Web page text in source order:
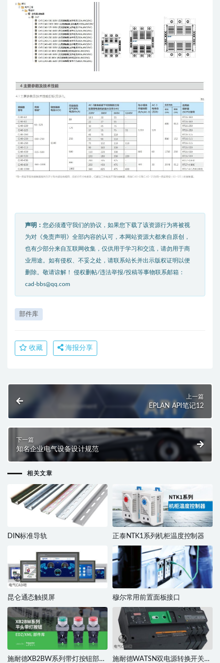
声明： 您必须遵守我们的协议，如果您下载了该资源行为将被视
为对《免责声明》全部内容的认可，本网站资源大都来自原创，
也有少部分来自互联网收集，仅供用于学习和交流，请勿用于商
业用途。如有侵权、不妥之处，请联系站长并出示版权证明以便
删除。敬请谅解！ 侵权删帖/违法举报/投稿等事物联系邮箱：
cad-bbs@qq.com
部件库
收藏 海报分享
上一篇
EPLAN API笔记12
下一篇
知名企业电气设备设计规范
相关文章
DIN标准导轨 正泰NTK1系列机柜温度控制器
昆仑通态触摸屏 穆尔常用前置面板接口
施耐德XB2BW系列带灯按钮部件
施耐德WATSN双电源转换开关部